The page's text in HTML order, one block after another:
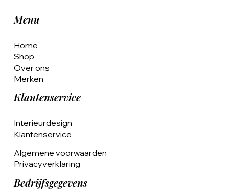
Menu
Home
Shop
Over ons
Merken
Klantenservice
Interieurdesign
Klantenservice
Algemene voorwaarden
Privacyverklaring
Bedrijfsgegevens